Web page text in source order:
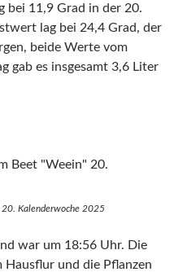
bei 11,9 Grad in der 20.
lag bei 24,4 Grad, der
beide Werte vom
gab es insgesamt 3,6 Liter
20. Kalenderwoche 2025
war um 18:56 Uhr. Die
Hausflur und die Pflanzen